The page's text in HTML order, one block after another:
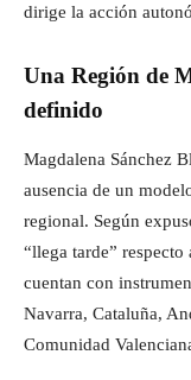
dirige la acción
Una Región de
definido
Magdalena Sánchez
ausencia de un
regional. Según
“llega tarde”
cuentan con
Navarra, Cataluña,
Comunidad